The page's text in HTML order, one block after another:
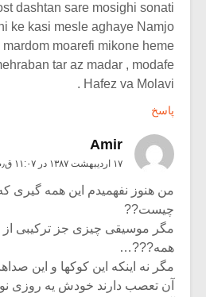
dashtan sare mosighi sonati
ke kasi mesle aghaye Namjo
moarefi mikone heme
tar az madar , modafe
Hafez va Molavi .
پاسخ
Amir
۱۷ اردیبهشت ۱۳۸۷ در ۱۱:۰۷ ق٫ظ
من هنوز نفهمیدم این همه گیری
چیست??
مگر موسیقی چیزی جز ترکیبی از
همه???…
مگر نه اینکه این کوکها و این
آن تعصب دارند خودش یه روزی